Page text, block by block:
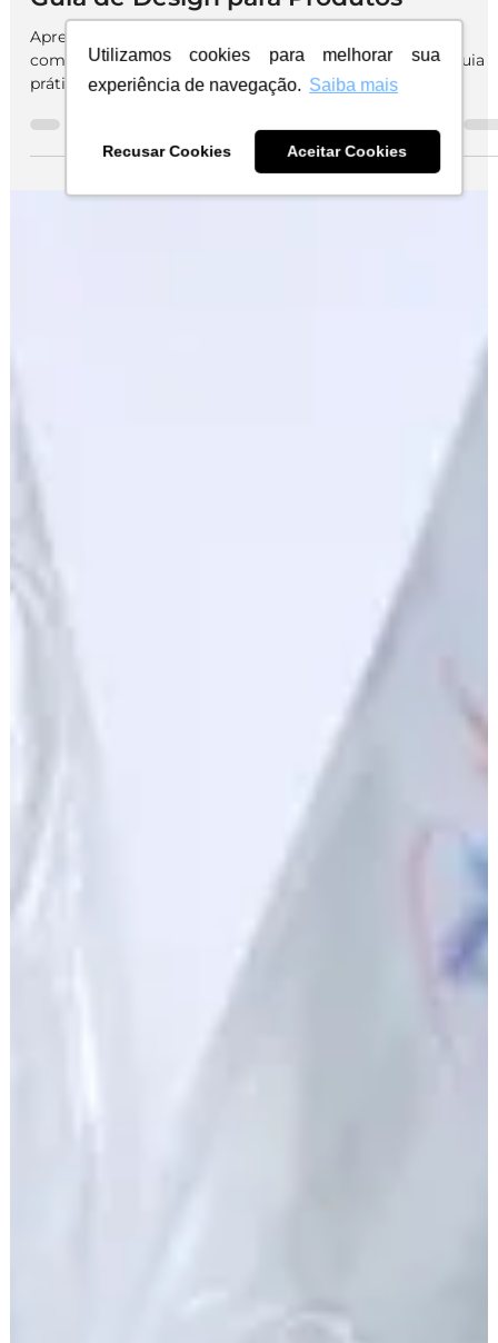
Utilizamos cookies para melhorar sua
experiência de navegação. Saiba mais
Recusar Cookies Aceitar Cookies
Criando Embalagens que Vendem:
Guia de Design para Produtos
Aprenda a criar embalagens que vendem: checklist
prático com dicas de SEO.